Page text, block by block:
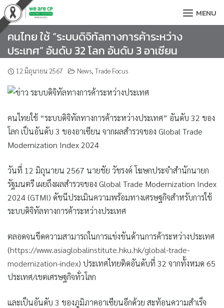
Skip
to
content
MENU
คนไทย ใช้ “ระบบดิจิทัลทางการค้าระหว่าง
ประเทศ” อันดับ 32 โลก อันดับ 3 อาเซียน
12 มิถุนายน 2567 News, Trade Focus
คนไทยใช้ “ระบบดิจิทัลทางการค้าระหว่างประเทศ” อันดับ 32 ของ
โลก เป็นอันดับ 3 ของอาเซียน จากผลสำรวจของ Global Trade
Modernization Index 2024
วันที่ 12 มิถุนายน 2567 นายชัย วัชรงค์ โฆษกประจำสำนักนายก
รัฐมนตรีเผยถึงผลสำรวจของ Global Trade Modernization Index
2024 (GTMI) ดัชนีประเมินความพร้อมทางเศรษฐกิจสำหรับการใช้
ระบบดิจิทัลทางการค้าระหว่างประเทศ
ตลอดจนขีดความสามารถในการแข่งขันด้านการค้าระหว่างประเทศ
(https://www.asiaglobalinstitute.hku.hk/global-trade-
modernization-index) ประเทศไทยติดอันดับที่ 32 จากทั้งหมด 65
ประเทศ/เขตเศรษฐกิจทั่วโลก
และเป็นอันดับ 3 ของภูมิภาคอาเซียนอีกด้วย สะท้อนความสำเร็จ